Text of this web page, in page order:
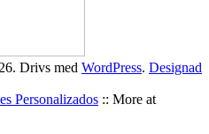
Drivs med WordPress. Designad
Personalizados :: More at